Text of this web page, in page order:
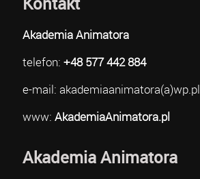
Akademia Animatora
telefon: +48 577 442 884
e-mail: akademiaanimatora(a)wp.pl
www: AkademiaAnimatora.pl
Akademia Animatora